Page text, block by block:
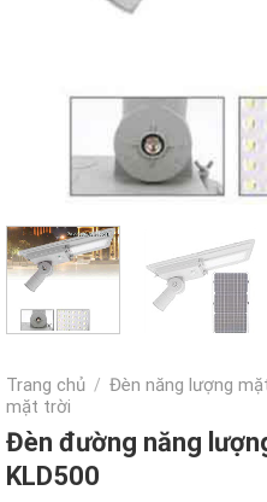
Trang chủ / Đèn năng lượng
mặt trời
Đèn đường năng
KLD500